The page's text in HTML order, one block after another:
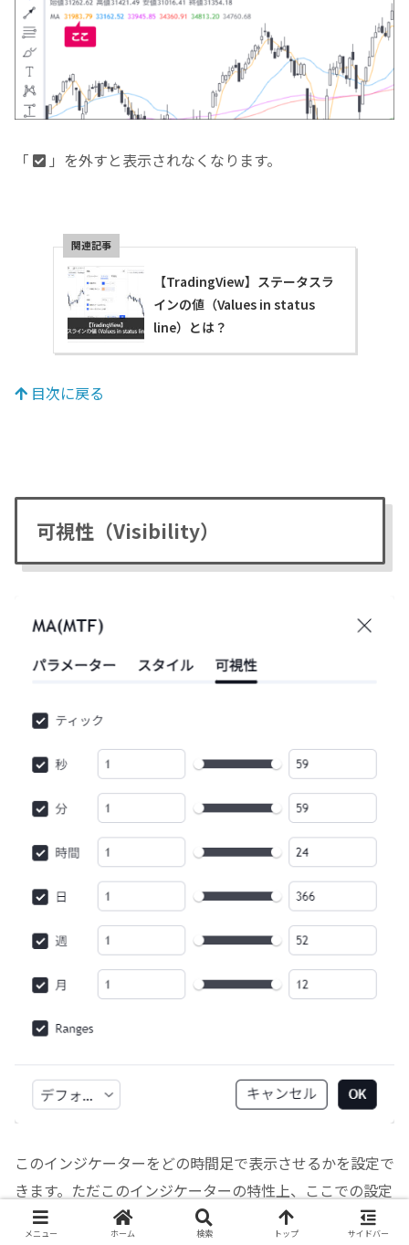
「 」を外すと表示されなくなります。
【TradingView】ステータスラ
インの値（Values in status
line）とは？
目次に戻る
可視性（Visibility）
このインジケーターをどの時間足で表示させるかを設定で
きます。ただこのインジケーターの特性上、ここでの設定
は不要だと思います。
メニュー ホーム 検索 トップ サイドバー